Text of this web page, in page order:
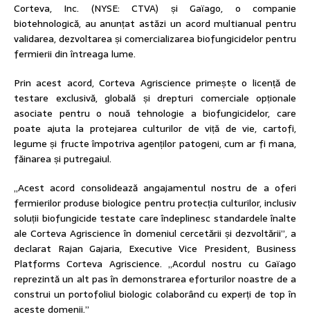
Corteva, Inc. (NYSE: CTVA) și Gaïago, o companie
biotehnologică, au anunțat astăzi un acord multianual pentru
validarea, dezvoltarea și comercializarea biofungicidelor pentru
fermierii din întreaga lume.
Prin acest acord, Corteva Agriscience primește o licență de
testare exclusivă, globală și drepturi comerciale opționale
asociate pentru o nouă tehnologie a biofungicidelor, care
poate ajuta la protejarea culturilor de viță de vie, cartofi,
legume și fructe împotriva agenților patogeni, cum ar fi mana,
făinarea și putregaiul.
„Acest acord consolidează angajamentul nostru de a oferi
fermierilor produse biologice pentru protecția culturilor, inclusiv
soluții biofungicide testate care îndeplinesc standardele înalte
ale Corteva Agriscience în domeniul cercetării și dezvoltării”, a
declarat Rajan Gajaria, Executive Vice President, Business
Platforms Corteva Agriscience. „Acordul nostru cu Gaïago
reprezintă un alt pas în demonstrarea eforturilor noastre de a
construi un portofoliul biologic colaborând cu experți de top în
aceste domenii.”